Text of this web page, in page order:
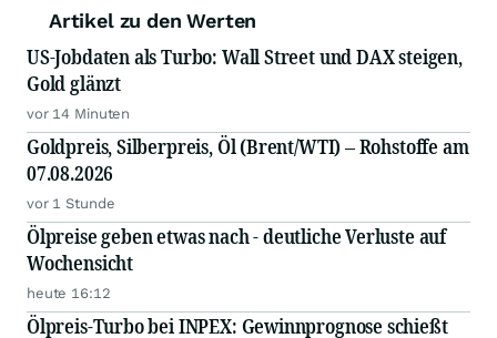
Artikel zu den Werten
US-Jobdaten als Turbo: Wall Street und DAX steigen,
Gold glänzt
vor 14 Minuten
Goldpreis, Silberpreis, Öl (Brent/WTI) – Rohstoffe am
07.08.2026
vor 1 Stunde
Ölpreise geben etwas nach - deutliche Verluste auf
Wochensicht
heute 16:12
Ölpreis-Turbo bei INPEX: Gewinnprognose schießt